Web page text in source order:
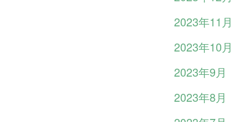
2023年11月
2023年10月
2023年9月
2023年8月